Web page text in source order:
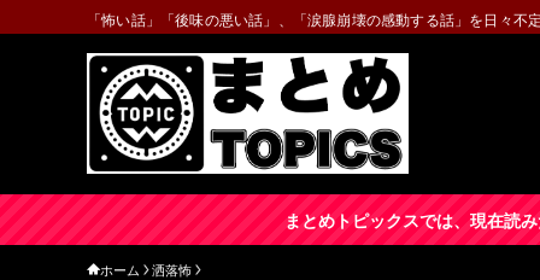
「怖い話」「後味の悪い話」、「涙腺崩壊の感動する話」を日々不
まとめトピックスでは、現在読
ホーム 洒落怖